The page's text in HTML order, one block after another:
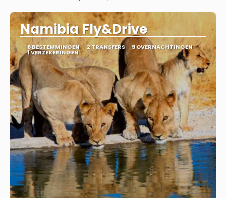
Bekijk
Namibia Fly&Drive
6 BESTEMMINGEN 2 TRANSFERS 9 OVERNACHTINGEN
1 VERZEKERINGEN